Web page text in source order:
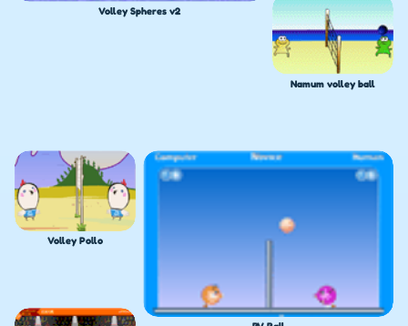
Volley Spheres v2
Namum volley ball
Volley Pollo